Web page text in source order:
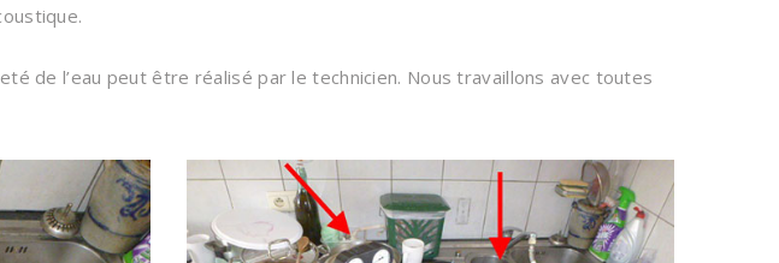
de l’eau peut être réalisé par le technicien. Nous travaillons avec toutes